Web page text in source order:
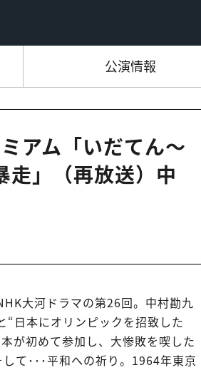
公演情報
アム「いだてん～
」（再放送）中
大河ドラマの第26回。中村勘九
日本にオリンピックを招致した
が初めて参加し、大惨敗を喫した
て･･･平和への祈り。1964年東京